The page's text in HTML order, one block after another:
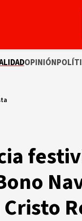
OPINIÓN